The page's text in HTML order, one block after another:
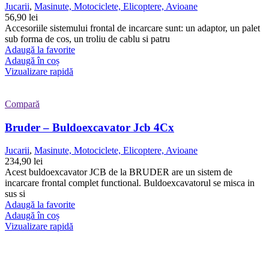
Jucarii, Masinute, Motociclete, Elicoptere, Avioane
56,90 lei
Accesoriile sistemului frontal de incarcare sunt: un adaptor, un palet
sub forma de cos, un troliu de cablu si patru
Adaugă la favorite
Adaugă în coș
Vizualizare rapidă
Compară
Bruder – Buldoexcavator Jcb 4Cx
Jucarii, Masinute, Motociclete, Elicoptere, Avioane
234,90 lei
Acest buldoexcavator JCB de la BRUDER are un sistem de
incarcare frontal complet functional. Buldoexcavatorul se misca in
sus si
Adaugă la favorite
Adaugă în coș
Vizualizare rapidă